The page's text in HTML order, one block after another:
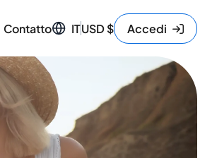
Contatto ITUSD$ Accedi